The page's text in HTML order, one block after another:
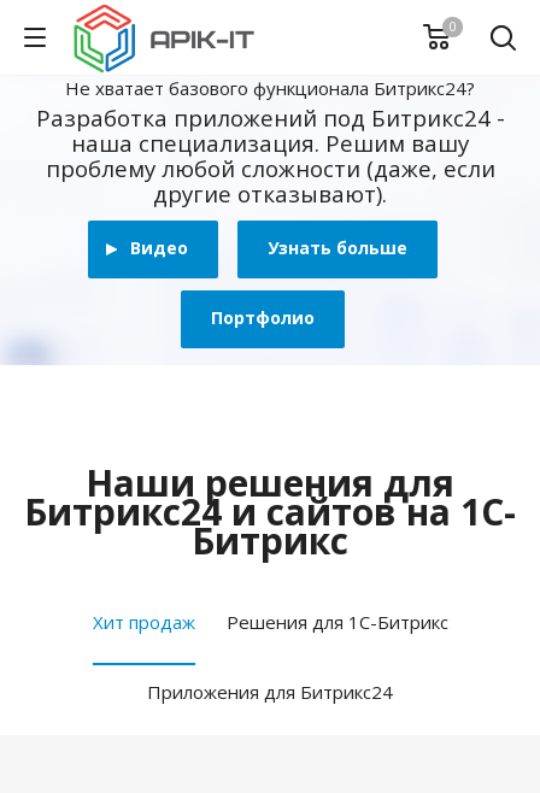
0
Не хватает базового функционала Битрикс24?
Разработка приложений под Битрикс24 -
наша специализация. Решим вашу
проблему любой сложности (даже, если
другие отказывают).
Видео Узнать больше
Портфолио
Наши решения для
Битрикс24 и сайтов на 1С-
Битрикс
Хит продаж Решения для 1С-Битрикс
Приложения для Битрикс24